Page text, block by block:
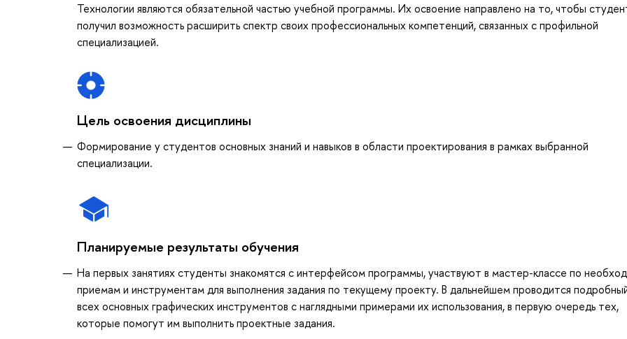
Технологии являются обязательной частью учебной программы. Их освоение направлено на то, чтобы
получил возможность расширить спектр своих профессиональных компетенций, связанных с профильной
специализацией.
Цель освоения дисциплины
Формирование у студентов основных знаний и навыков в области проектирования в рамках выбранной
специализации.
Планируемые результаты обучения
На первых занятиях студенты знакомятся с интерфейсом программы, участвуют в мастер-классе по
приемам и инструментам для выполнения задания по текущему проекту. В дальнейшем проводится
всех основных графических инструментов с наглядными примерами их использования, в первую очередь тех,
которые помогут им выполнить проектные задания.